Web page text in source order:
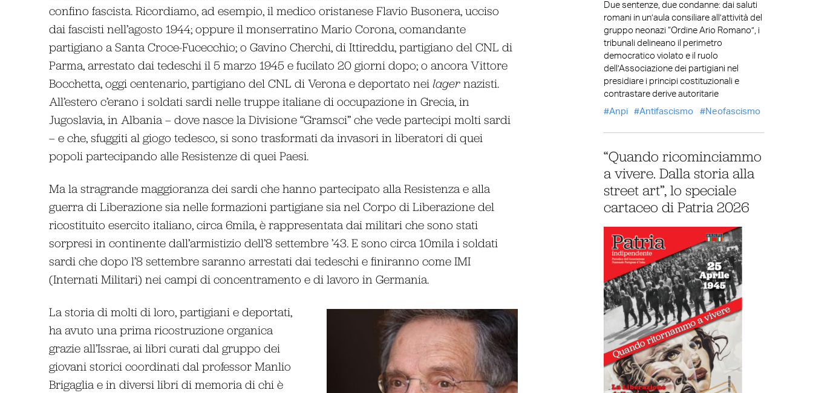
confino fascista. Ricordiamo, ad esempio, il medico oristanese Flavio Busonera, ucciso
dai fascisti nell’agosto 1944; oppure il monserratino Mario Corona, comandante
partigiano a Santa Croce-Fucecchio; o Gavino Cherchi, di Ittireddu, partigiano del CNL di
Parma, arrestato dai tedeschi il 5 marzo 1945 e fucilato 20 giorni dopo; o ancora Vittore
Bocchetta, oggi centenario, partigiano del CNL di Verona e deportato nei lagernazisti.
All’estero c’erano i soldati sardi nelle truppe italiane di occupazione in Grecia, in
Jugoslavia, in Albania – dove nasce la Divisione “Gramsci” che vede partecipi molti sardi
– e che, sfuggiti al giogo tedesco, si sono trasformati da invasori in liberatori di quei
popoli partecipando alle Resistenze di quei Paesi.
Ma la stragrande maggioranza dei sardi che hanno partecipato alla Resistenza e alla
guerra di Liberazione sia nelle formazioni partigiane sia nel Corpo di Liberazione del
ricostituito esercito italiano, circa 6mila, è rappresentata dai militari che sono stati
sorpresi in continente dall’armistizio dell’8 settembre ’43. E sono circa 10mila i soldati
sardi che dopo l’8 settembre saranno arrestati dai tedeschi e finiranno come IMI
(Internati Militari) nei campi di concentramento e di lavoro in Germania.
La storia di molti di loro, partigiani e deportati,
ha avuto una prima ricostruzione organica
grazie all’Issrae, ai libri curati dal gruppo dei
giovani storici coordinati dal professor Manlio
Brigaglia e in diversi libri di memoria di chi è
Due sentenze, due condanne: dai saluti
romani in un’aula consiliare all’attività del
gruppo neonazi “Ordine Ario Romano”, i
tribunali delineano il perimetro
democratico violato e il ruolo
dell’Associazione dei partigiani nel
presidiare i principi costituzionali e
contrastare derive autoritarie
Anpi
Antifascismo Neofascismo
“Quando ricominciammo
a vivere. Dalla storia alla
street art”, lo speciale
cartaceo di Patria 2026